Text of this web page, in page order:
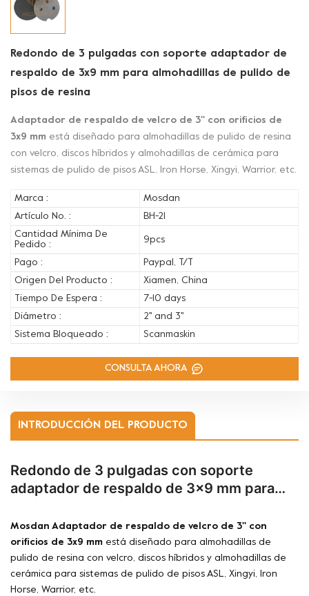
Redondo de 3 pulgadas con soporte adaptador de
respaldo de 3x9 mm para almohadillas de pulido de
pisos de resina
Adaptador de respaldo de velcro de 3'' con orificios de
3x9 mm está diseñado para almohadillas de pulido de resina
con velcro, discos híbridos y almohadillas de cerámica para
sistemas de pulido de pisos ASL, Iron Horse, Xingyi, Warrior, etc.
Marca :
Mosdan
Artículo No. :
BH-21
Cantidad Mínima De
Pedido :
9pcs
Pago :
Paypal, T/T
Origen Del Producto :
Xiamen, China
Tiempo De Espera :
7-10 days
Diámetro :
2'' and 3''
Sistema Bloqueado :
Scanmaskin
CONSULTA AHORA
INTRODUCCIÓN DEL PRODUCTO
Redondo de 3 pulgadas con soporte
adaptador de respaldo de 3x9 mm para
Mosdan Adaptador de respaldo de velcro de 3'' con
orificios de 3x9 mm está diseñado para almohadillas de
pulido de resina con velcro, discos híbridos y almohadillas de
cerámica para sistemas de pulido de pisos ASL, Xingyi, Iron
Horse, Warrior, etc.